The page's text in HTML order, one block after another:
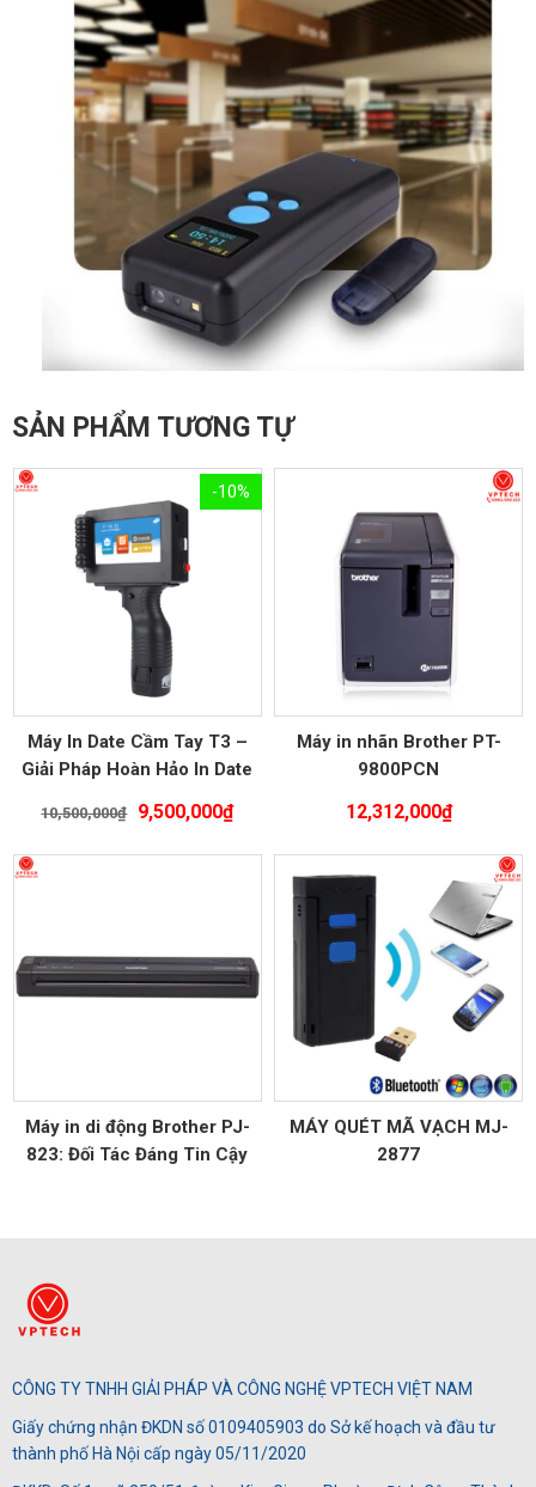
SẢN PHẨM TƯƠNG TỰ
-10%
Máy In Date Cầm Tay T3 –
Giải Pháp Hoàn Hảo In Date
10,500,000₫
Giá
9,500,000₫Giá
9,500,000₫.
Máy in nhãn Brother PT-
9800PCN
12,312,000₫
Máy in di động Brother PJ-
823: Đối Tác Đáng Tin Cậy
MÁY QUÉT MÃ VẠCH MJ-
2877
CÔNG TY TNHH GIẢI PHÁP VÀ CÔNG NGHỆ VPTECH VIỆT NAM
Giấy chứng nhận ĐKDN số 0109405903 do Sở kế hoạch và đầu tư
thành phố Hà Nội cấp ngày 05/11/2020